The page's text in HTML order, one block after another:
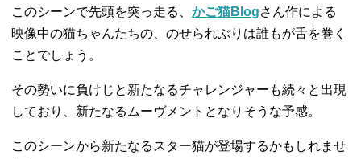
このシーンで先頭を突っ走る、かご猫Blogさん作による
映像中の猫ちゃんたちの、のせられぶりは誰もが舌を巻く
ことでしょう。
その勢いに負けじと新たなるチャレンジャーも続々と出現
しており、新たなるムーヴメントとなりそうな予感。
このシーンから新たなるスター猫が登場するかもしれませ